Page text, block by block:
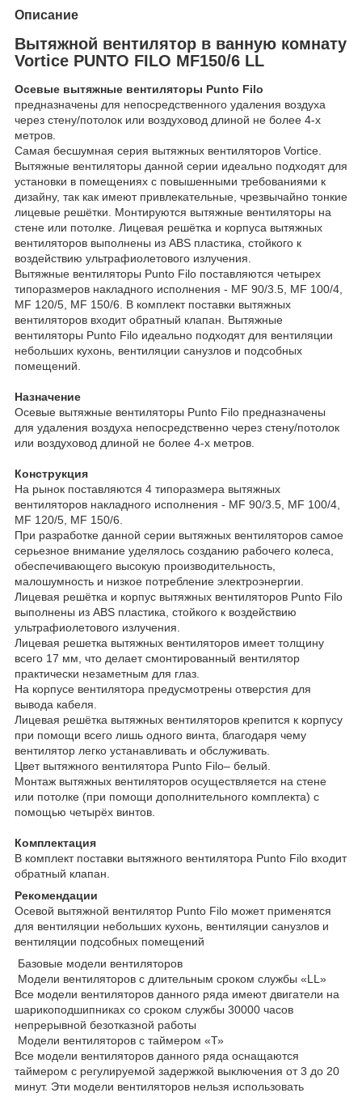
Описание
Вытяжной вентилятор в ванную комнату
Vortice PUNTO FILO MF150/6 LL
Осевые вытяжные вентиляторы Punto Filo
предназначены для непосредственного удаления воздуха
через стену/потолок или воздуховод длиной не более 4-х
метров.
Самая бесшумная серия вытяжных вентиляторов Vortice.
Вытяжные вентиляторы данной серии идеально подходят для
установки в помещениях с повышенными требованиями к
дизайну, так как имеют привлекательные, чрезвычайно тонкие
лицевые решётки. Монтируются вытяжные вентиляторы на
стене или потолке. Лицевая решётка и корпуса вытяжных
вентиляторов выполнены из ABS пластика, стойкого к
воздействию ультрафиолетового излучения.
Вытяжные вентиляторы Punto Filo поставляются четырех
типоразмеров накладного исполнения - MF 90/3.5, MF 100/4,
MF 120/5, MF 150/6. В комплект поставки вытяжных
вентиляторов входит обратный клапан. Вытяжные
вентиляторы Punto Filo идеально подходят для вентиляции
небольших кухонь, вентиляции санузлов и подсобных
помещений.
Назначение
Осевые вытяжные вентиляторы Punto Filo предназначены
для удаления воздуха непосредственно через стену/потолок
или воздуховод длиной не более 4-х метров.
Конструкция
На рынок поставляются 4 типоразмера вытяжных
вентиляторов накладного исполнения - MF 90/3.5, MF 100/4,
MF 120/5, MF 150/6.
При разработке данной серии вытяжных вентиляторов самое
серьезное внимание уделялось созданию рабочего колеса,
обеспечивающего высокую производительность,
малошумность и низкое потребление электроэнергии.
Лицевая решётка и корпус вытяжных вентиляторов Punto Filo
выполнены из ABS пластика, стойкого к воздействию
ультрафиолетового излучения.
Лицевая решетка вытяжных вентиляторов имеет толщину
всего 17 мм, что делает смонтированный вентилятор
практически незаметным для глаз.
На корпусе вентилятора предусмотрены отверстия для
вывода кабеля.
Лицевая решётка вытяжных вентиляторов крепится к корпусу
при помощи всего лишь одного винта, благодаря чему
вентилятор легко устанавливать и обслуживать.
Цвет вытяжного вентилятора Punto Filo– белый.
Монтаж вытяжных вентиляторов осуществляется на стене
или потолке (при помощи дополнительного комплекта) с
помощью четырёх винтов.
Комплектация
В комплект поставки вытяжного вентилятора Punto Filo входит
обратный клапан.
Рекомендации
Осевой вытяжной вентилятор Punto Filo может применятся
для вентиляции небольших кухонь, вентиляции санузлов и
вентиляции подсобных помещений
Базовые модели вентиляторов
Модели вентиляторов с длительным сроком службы «LL»
Все модели вентиляторов данного ряда имеют двигатели на
шарикоподшипниках со сроком службы 30000 часов
непрерывной безотказной работы
Модели вентиляторов с таймером «Т»
Все модели вентиляторов данного ряда оснащаются
таймером с регулируемой задержкой выключения от 3 до 20
минут. Эти модели вентиляторов нельзя использовать